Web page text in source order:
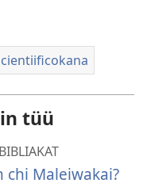
tüü
chi Maleiwakai?